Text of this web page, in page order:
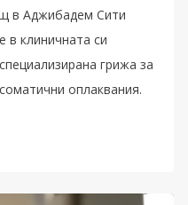
в Аджибадем Сити
клиничната си
грижа за
оплаквания.